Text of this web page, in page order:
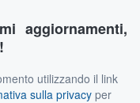
aggiornamenti,
utilizzando il link
sulla privacy per